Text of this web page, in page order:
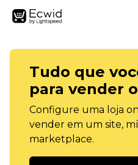
Tudo que
para vender
Configure uma loja
vender em um site,
marketplace.